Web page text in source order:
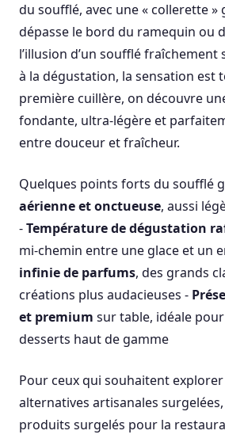
du soufflé, avec une « collerette »
dépasse le bord du ramequin ou
l’illusion d’un soufflé
à la dégustation, la sensation est
première cuillère, on découvre
fondante, ultra-légère et
entre douceur et fraîcheur.
Quelques points forts du soufflé
aérienne et onctueuse, aussi
-Température de dégustation
mi-chemin entre une glace et un
infinie de parfums, des grands
créations plus audacieuses -
et premium sur table, idéale
desserts haut de gamme
Pour ceux qui souhaitent explorer
alternatives artisanales
produits surgelés pour la